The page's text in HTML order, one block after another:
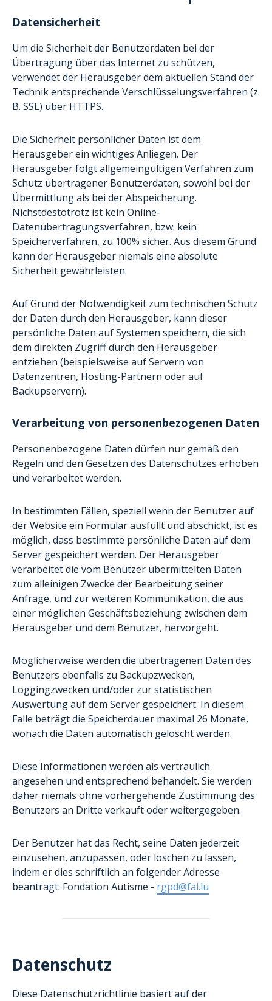
Datensicherheit
Um die Sicherheit der Benutzerdaten bei der
Übertragung über das Internet zu schützen,
verwendet der Herausgeber dem aktuellen Stand der
Technik entsprechende Verschlüsselungsverfahren (z.
B. SSL) über HTTPS.
Die Sicherheit persönlicher Daten ist dem
Herausgeber ein wichtiges Anliegen. Der
Herausgeber folgt allgemeingültigen Verfahren zum
Schutz übertragener Benutzerdaten, sowohl bei der
Übermittlung als bei der Abspeicherung.
Nichstdestotrotz ist kein Online-
Datenübertragungsverfahren, bzw. kein
Speicherverfahren, zu 100% sicher. Aus diesem Grund
kann der Herausgeber niemals eine absolute
Sicherheit gewährleisten.
Auf Grund der Notwendigkeit zum technischen Schutz
der Daten durch den Herausgeber, kann dieser
persönliche Daten auf Systemen speichern, die sich
dem direkten Zugriff durch den Herausgeber
entziehen (beispielsweise auf Servern von
Datenzentren, Hosting-Partnern oder auf
Backupservern).
Verarbeitung von personenbezogenen Daten
Personenbezogene Daten dürfen nur gemäß den
Regeln und den Gesetzen des Datenschutzes erhoben
und verarbeitet werden.
In bestimmten Fällen, speziell wenn der Benutzer auf
der Website ein Formular ausfüllt und abschickt, ist es
möglich, dass bestimmte persönliche Daten auf dem
Server gespeichert werden. Der Herausgeber
verarbeitet die vom Benutzer übermittelten Daten
zum alleinigen Zwecke der Bearbeitung seiner
Anfrage, und zur weiteren Kommunikation, die aus
einer möglichen Geschäftsbeziehung zwischen dem
Herausgeber und dem Benutzer, hervorgeht.
Möglicherweise werden die übertragenen Daten des
Benutzers ebenfalls zu Backupzwecken,
Loggingzwecken und/oder zur statistischen
Auswertung auf dem Server gespeichert. In diesem
Falle beträgt die Speicherdauer maximal 26 Monate,
wonach die Daten automatisch gelöscht werden.
Diese Informationen werden als vertraulich
angesehen und entsprechend behandelt. Sie werden
daher niemals ohne vorhergehende Zustimmung des
Benutzers an Dritte verkauft oder weitergegeben.
Der Benutzer hat das Recht, seine Daten jederzeit
einzusehen, anzupassen, oder löschen zu lassen,
indem er dies schriftlich an folgender Adresse
beantragt: Fondation Autisme - rgpd@fal.lu
Datenschutz
Diese Datenschutzrichtlinie basiert auf der